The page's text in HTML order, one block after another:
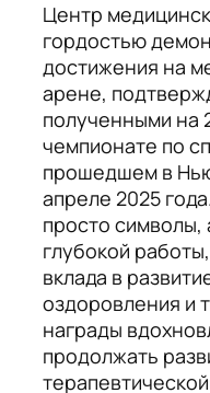
Центр
гордостью
достижения на
арене,
полученными на
чемпионате по
прошедшем в
апреле 2025
просто символы,
глубокой
вклада в
оздоровления и
награды
продолжать